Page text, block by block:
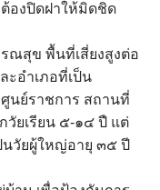
องปิดฝาให้มิดชิด
ณสุข พื้นที่เสี่ยงสูงต่อ
ะอำเภอที่เป็น
นย์ราชการ สถานที่
วัยเรียน ๕-๑๔ ปื แต่
นวัยผู้ใหญ่อายุ ๓๕ ปี